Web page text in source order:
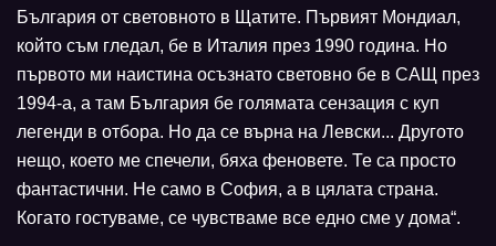
България от световното в Щатите. Първият Мондиал,
който съм гледал, бе в Италия през 1990 година. Но
първото ми наистина осъзнато световно бе в САЩ през
1994-а, а там България бе голямата сензация с куп
легенди в отбора. Но да се върна на Левски... Другото
нещо, което ме спечели, бяха феновете. Те са просто
фантастични. Не само в София, а в цялата страна.
Когато гостуваме, се чувстваме все едно сме у дома“.